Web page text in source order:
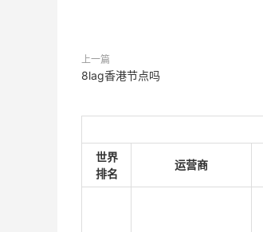
上一篇
8lag香港节点吗
世界
排名
运营商